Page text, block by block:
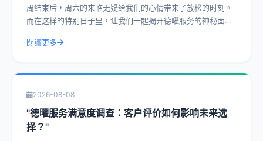
周结束后，周六的来临无疑给我们的心情带来了放松的时刻。
而在这样的特别日子里，让我们一起揭开德曜服务的神秘面
閱讀更多
2026-08-08
"德曜服务满意度调查：客户评价如何影响未来选
择？"